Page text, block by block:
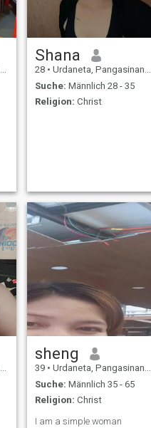
Shana
28 • Urdaneta, Pangasinan, Philippinen
Suche: Männlich 28 - 35
Religion: Christ
sheng
39 • Urdaneta, Pangasinan, Philippinen
Suche: Männlich 35 - 65
Religion: Christ
I am a simple woman